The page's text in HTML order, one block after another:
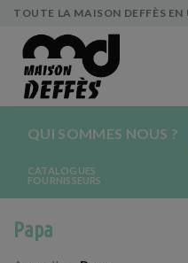
Skip
content
TOUTE LA MAISON DEFFÈS EN
QUI SOMMES NOUS ?
CATALOGUES
FOURNISSEURS
Papa